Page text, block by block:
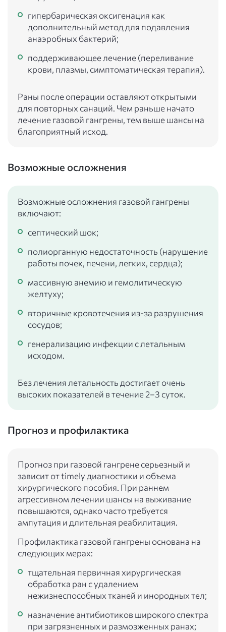
гипербарическая оксигенация как
дополнительный метод для подавления
анаэробных бактерий;
поддерживающее лечение (переливание
крови, плазмы, симптоматическая терапия).
Раны после операции оставляют открытыми
для повторных санаций. Чем раньше начато
лечение газовой гангрены, тем выше шансы на
благоприятный исход.
Возможные осложнения
Возможные осложнения газовой гангрены
включают:
септический шок;
полиорганную недостаточность (нарушение
работы почек, печени, легких, сердца);
массивную анемию и гемолитическую
желтуху;
вторичные кровотечения из-за разрушения
сосудов;
генерализацию инфекции с летальным
исходом.
Без лечения летальность достигает очень
высоких показателей в течение 2–3 суток.
Прогноз и профилактика
Прогноз при газовой гангрене серьезный и
зависит от timely диагностики и объема
хирургического пособия. При раннем
агрессивном лечении шансы на выживание
повышаются, однако часто требуется
ампутация и длительная реабилитация.
Профилактика газовой гангрены основана на
следующих мерах:
тщательная первичная хирургическая
обработка ран с удалением
нежизнеспособных тканей и инородных тел;
назначение антибиотиков широкого спектра
при загрязненных и размозженных ранах;